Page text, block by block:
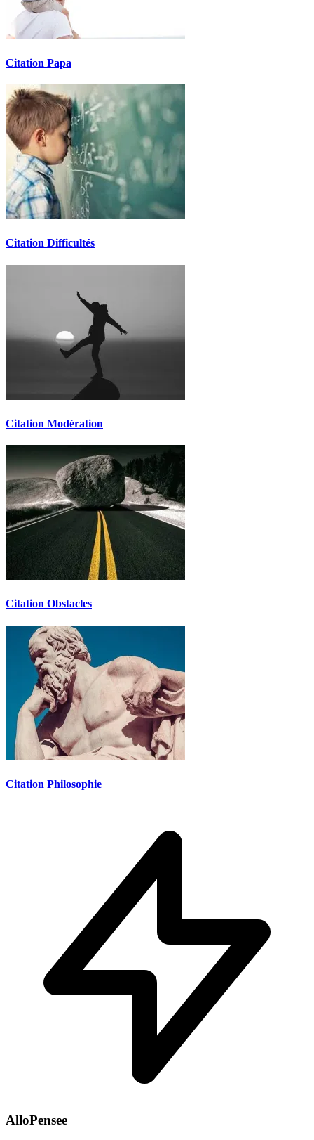
Citation Papa
Citation Difficultés
Citation Modération
Citation Obstacles
Citation Philosophie
AlloPensee